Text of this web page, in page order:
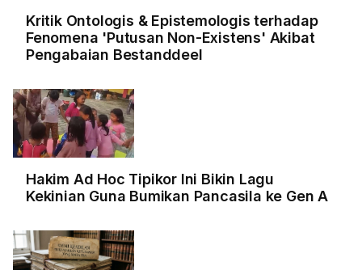
Kritik Ontologis & Epistemologis terhadap
Fenomena 'Putusan Non-Existens' Akibat
Pengabaian Bestanddeel
Hakim Ad Hoc Tipikor Ini Bikin Lagu
Kekinian Guna Bumikan Pancasila ke Gen A